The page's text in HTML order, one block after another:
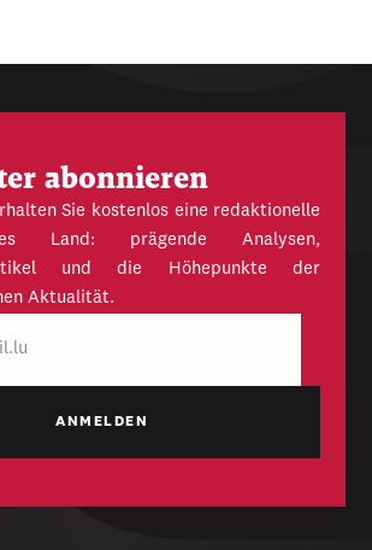
abonnieren
Sie kostenlos eine redaktionelle
Land: prägende Analysen,
und die Höhepunkte der
Aktualität.